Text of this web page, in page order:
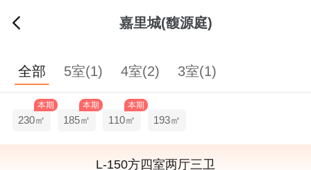
嘉里城(馥源庭)
全部 5室(1) 4室(2) 3室(1)
230㎡
本期
185㎡
本期
110㎡
本期
193㎡
L-150方四室两厅三卫